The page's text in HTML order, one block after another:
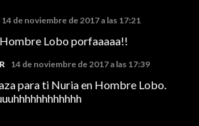
14 de noviembre de 2017 a las 17:21
Lobo porfaaaaa!!
14 de noviembre de 2017 a las 17:39
para ti Nuria en Hombre Lobo.